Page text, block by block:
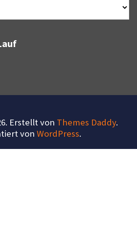
Erstellt von Themes Daddy.
von WordPress.